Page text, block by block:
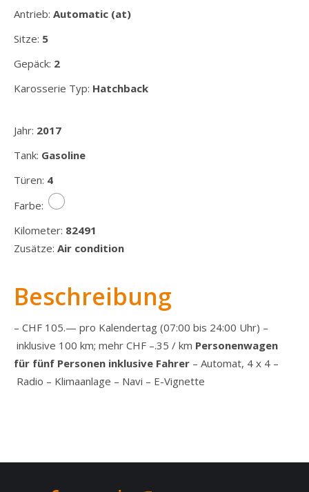
Antrieb: Automatic (at)
Sitze: 5
Gepäck: 2
Karosserie Typ: Hatchback
Jahr: 2017
Tank: Gasoline
Türen: 4
Farbe:
Kilometer: 82491
Zusätze: Air condition
Beschreibung
– CHF 105.— pro Kalendertag (07:00 bis 24:00 Uhr) –
inklusive 100 km; mehr CHF –.35 / km Personenwagen
für fünf Personen inklusive Fahrer – Automat, 4 x 4 –
Radio – Klimaanlage – Navi – E-Vignette